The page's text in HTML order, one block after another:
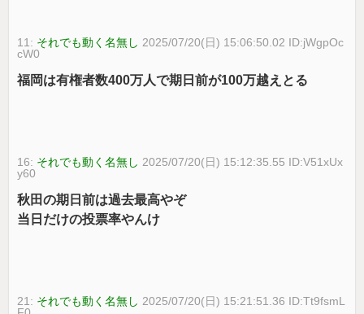
11: それでも動く名無し 2025/07/20(日) 15:06:50.02 ID:jWgpOc
cW0
福岡は有権者数400万人で期日前が100万越えとる
16: それでも動く名無し 2025/07/20(日) 15:12:35.55 ID:V51xUx
y60
秋田の期日前は過去最高やぞ
当日だけの投票率やんけ
21: それでも動く名無し 2025/07/20(日) 15:21:51.36 ID:Tt9fsmL